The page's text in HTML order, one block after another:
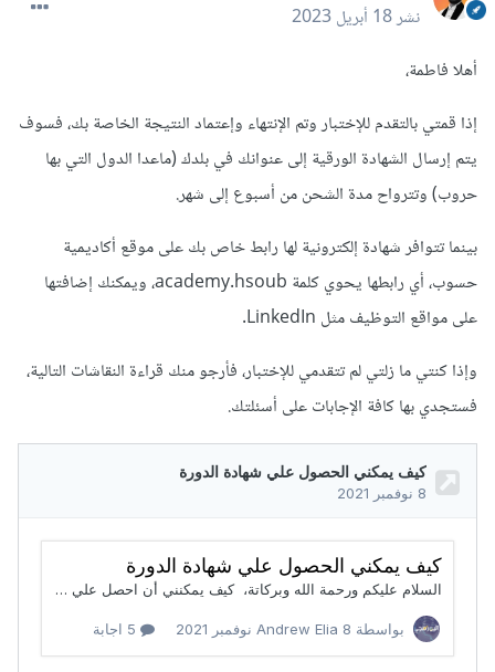
نشر18 أبريل 2023
أهلا فاطمة،
إذا قمتي بالتقدم للإختبار وتم الإنتهاء وإعتماد النتيجة الخاصة بك، فسوف
يتم إرسال الشهادة الورقية إلى عنوانك في بلدك (ماعدا الدول التي بها
حروب) وتترواح مدة الشحن من أسبوع إلى شهر.
بينما تتوافر شهادة إلكترونية لها رابط خاص بك على موقع أكاديمية
حسوب، أي رابطها يحوي كلمة academy.hsoub، ويمكنك إضافتها
على مواقع التوظيف مثل LinkedIn.
وإذا كنتي ما زلتي لم تتقدمي للإختبار، فأرجو منك قراءة النقاشات التالية،
فستجدي بها كافة الإجابات على أسئلتك.